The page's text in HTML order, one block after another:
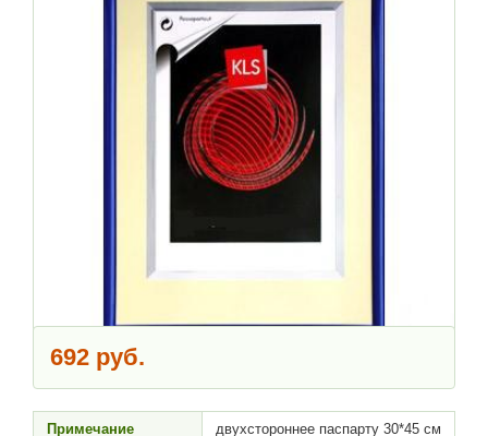
692 руб.
Примечание двухстороннее паспарту 30*45 см